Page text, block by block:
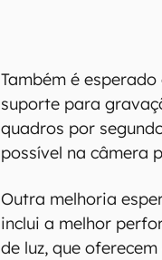
Também é
suporte para
quadros por
possível na câmera
Outra melhoria
inclui a melhor
de luz, que